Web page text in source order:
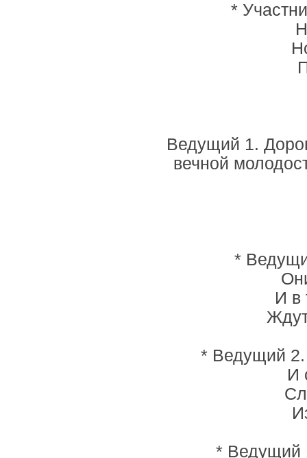
*
Ведущий 1.
вечной
*
И в
* Ведущий 2.
И
* Ведущий